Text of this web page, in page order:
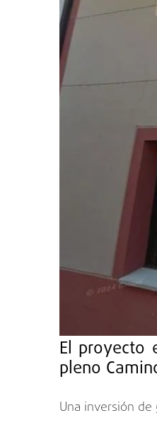
El proyecto
pleno
Una inversión